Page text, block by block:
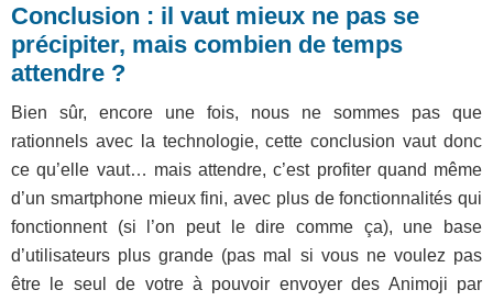
Conclusion : il vaut mieux ne pas se
précipiter, mais combien de temps
attendre ?
Bien sûr, encore une fois, nous ne sommes pas que
rationnels avec la technologie, cette conclusion vaut donc
ce qu’elle vaut… mais attendre, c’est profiter quand même
d’un smartphone mieux fini, avec plus de fonctionnalités qui
fonctionnent (si l’on peut le dire comme ça), une base
d’utilisateurs plus grande (pas mal si vous ne voulez pas
être le seul de votre à pouvoir envoyer des Animoji par